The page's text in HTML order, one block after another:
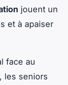
jouent un
et à apaiser
face au
les seniors